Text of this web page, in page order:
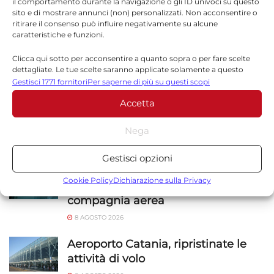
sito e di mostrare annunci (non) personalizzati. Non acconsentire o
ritirare il consenso può influire negativamente su alcune
caratteristiche e funzioni.
Clicca qui sotto per acconsentire a quanto sopra o per fare scelte
dettagliate. Le tue scelte saranno applicate solamente a questo
sito. È possibile modificare le impostazioni in qualsiasi momento,
compreso il ritiro del consenso, utilizzando i pulsanti della Cookie
Policy o cliccando sul pulsante di gestione del consenso nella parte
inferiore dello schermo.
Statistiche
Archiviare informazioni su dispositivo e/o accedervi, Misurare le
prestazioni degli annunci, Misurare le prestazioni dei contenuti,
combinazione di dati provenienti da fonti diverse.
Marketing
Archiviare informazioni su dispositivo e/o accedervi, Utilizzare
dati limitati per la selezione della pubblicità, Creare profili per la
Gestisci 1771 fornitoriPer saperne di più su questi scopi
Accetta
Nega
Gestisci opzioni
Cookie PolicyDichiarazione sulla Privacy
Sito web
Etna blocca gli arrivi a Catania:
ecco cosa rimborsa davvero la
compagnia aerea
8 AGOSTO 2026
Aeroporto Catania, ripristinate le
attività di volo